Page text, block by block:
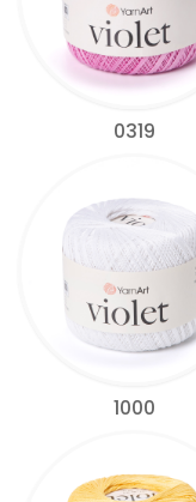
0319
1000